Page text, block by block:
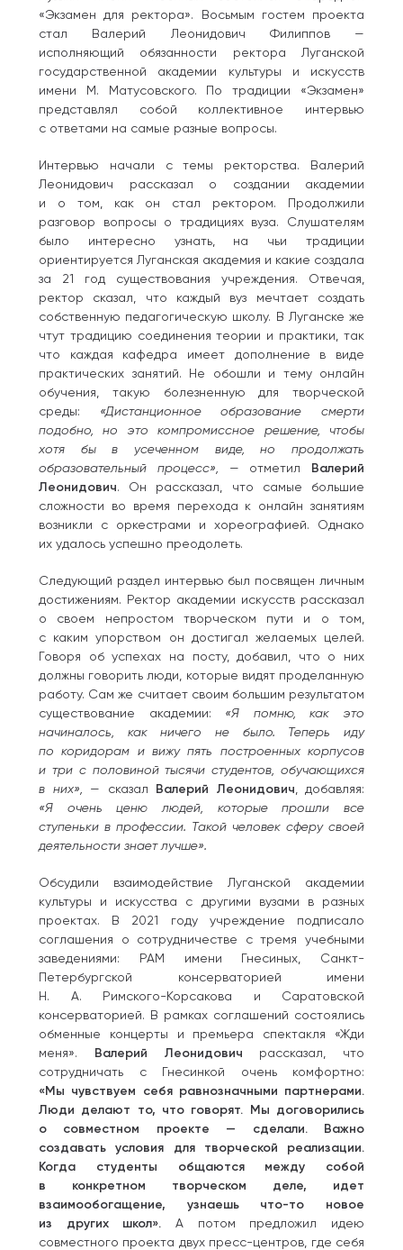
«Экзамен для ректора». Восьмым гостем проекта
стал Валерий Леонидович Филиппов —
исполняющий обязанности ректора Луганской
государственной академии культуры и искусств
имени М. Матусовского. По традиции «Экзамен»
представлял собой коллективное интервью
с ответами на самые разные вопросы.
Интервью начали с темы ректорства. Валерий
Леонидович рассказал о создании академии
и о том, как он стал ректором. Продолжили
разговор вопросы о традициях вуза. Слушателям
было интересно узнать, на чьи традиции
ориентируется Луганская академия и какие создала
за 21 год существования учреждения. Отвечая,
ректор сказал, что каждый вуз мечтает создать
собственную педагогическую школу. В Луганске же
чтут традицию соединения теории и практики, так
что каждая кафедра имеет дополнение в виде
практических занятий. Не обошли и тему онлайн
обучения, такую болезненную для творческой
среды: «Дистанционное образование смерти
подобно, но это компромиссное решение, чтобы
хотя бы в усеченном виде, но продолжать
образовательный процесс»,
— отметил Валерий
Леонидович. Он рассказал, что самые большие
сложности во время перехода к онлайн занятиям
возникли с оркестрами и хореографией. Однако
их удалось успешно преодолеть.
Следующий раздел интервью был посвящен личным
достижениям. Ректор академии искусств рассказал
о своем непростом творческом пути и о том,
с каким упорством он достигал желаемых целей.
Говоря об успехах на посту, добавил, что о них
должны говорить люди, которые видят проделанную
работу. Сам же считает своим большим результатом
существование академии: «Я помню, как это
начиналось, как ничего не было. Теперь иду
по коридорам и вижу пять построенных корпусов
и три с половиной тысячи студентов, обучающихся
в них»,
— сказал Валерий Леонидович , добавляя:
«Я очень ценю людей, которые прошли все
ступеньки в профессии. Такой человек сферу своей
деятельности знает лучше».
Обсудили взаимодействие Луганской академии
культуры и искусства с другими вузами в разных
проектах. В 2021 году учреждение подписало
соглашения о сотрудничестве с тремя учебными
заведениями: РАМ имени Гнесиных, Санкт-
Петербургской консерваторией имени
Н. А. Римского-Корсакова и Саратовской
консерваторией. В рамках соглашений состоялись
обменные концерты и премьера спектакля «Жди
меня». Валерий Леонидович рассказал, что
сотрудничать с Гнесинкой очень комфортно:
«Мы чувствуем себя равнозначными партнерами.
Люди делают то, что говорят. Мы договорились
о совместном проекте — сделали. Важно
создавать условия для творческой реализации.
Когда студенты общаются между собой
в конкретном творческом деле, идет
взаимообогащение, узнаешь что-то новое
из других школ». А потом предложил идею
совместного проекта двух пресс-центров, где себя